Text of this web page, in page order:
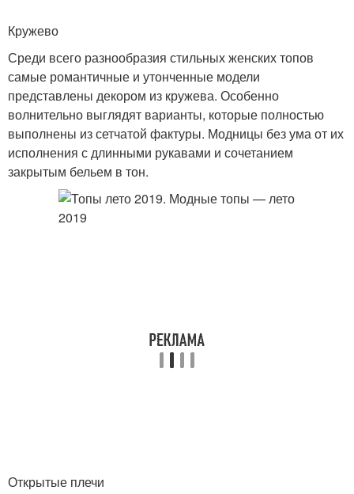
Кружево
Среди всего разнообразия стильных женских топов
самые романтичные и утонченные модели
представлены декором из кружева. Особенно
волнительно выглядят варианты, которые полностью
выполнены из сетчатой фактуры. Модницы без ума от их
исполнения с длинными рукавами и сочетанием
закрытым бельем в тон.
Открытые плечи